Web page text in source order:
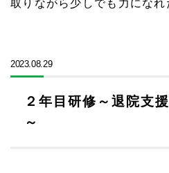
取りながら少しでも力になれ
2023.08.29
２年目研修～退院支
～